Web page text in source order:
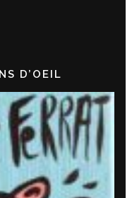
D’OEIL